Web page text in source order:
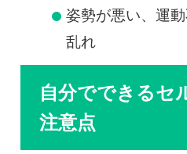
姿勢が悪い、運
乱れ
自分でできるセ
注意点